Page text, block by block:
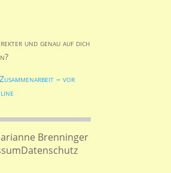
und genau auf dich
– vor
Brenninger
Datenschutz